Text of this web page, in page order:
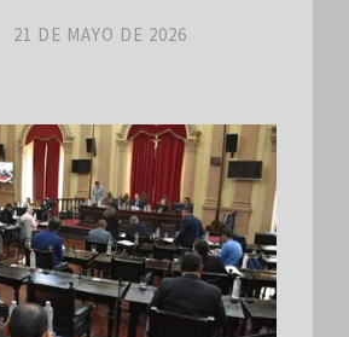
21 DE MAYO DE 2026